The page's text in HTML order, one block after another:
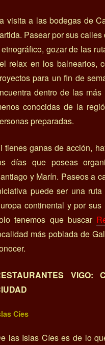
visita a las bodegas de
Pasear por sus
gozar de las
relax en los balnearios,
para un fin de
dentro de las
conocidas de la
preparadas.
tienes ganas de acción,
días que poseas
y Marín. Paseos a
puede ser una
continental y por
tenemos que buscar
más poblada de
Cíes
las Islas Cíes es de lo